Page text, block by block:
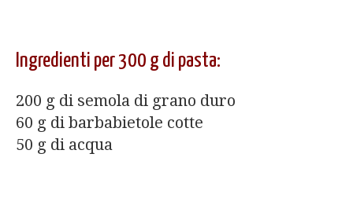
Ingredienti per 300 g di pasta:
200 g di semola di grano duro
60 g di barbabietole cotte
50 g di acqua